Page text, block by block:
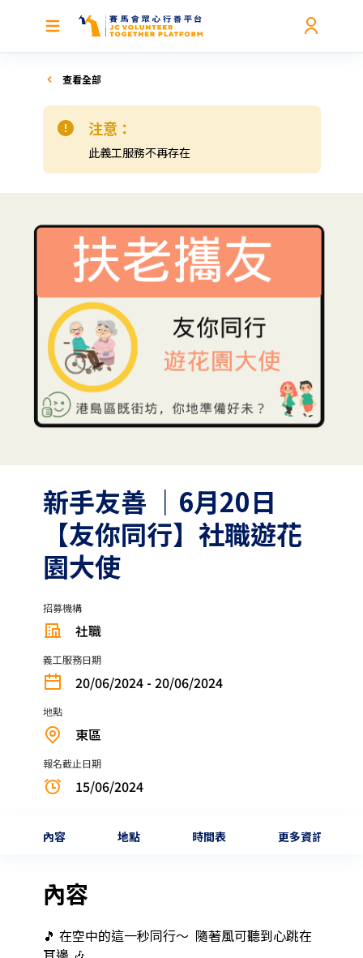
查看全部
注意：
此義工服務不再存在
新手友善 ｜6月20日
【友你同行】社職遊花
園大使
招募機構
社職
義工服務日期
20/06/2024 - 20/06/2024
地點
東區
報名截止日期
15/06/2024
內容 地點 時間表 更多資訊
內容
🎵 在空中的這一秒同行～  隨著風可聽到心跳在